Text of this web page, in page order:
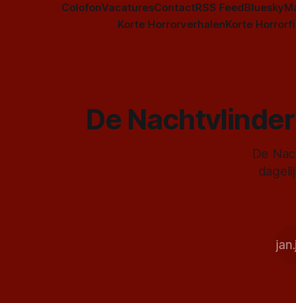
ColofonVacaturesContactRSS FeedBluesky
Korte HorrorverhalenKorte
De
De